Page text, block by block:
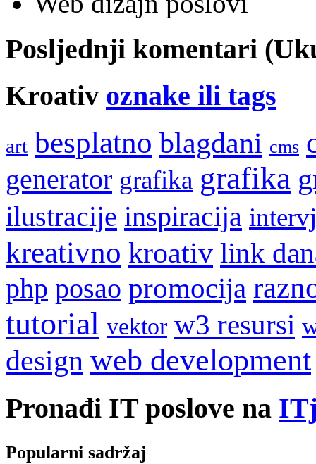
Posljednji komentari
Kroativ oznake ili tags
art besplatno blagdani cms
generator grafika grafika
ilustracije inspiracija
kreativno kroativ link
php posao promocija
tutorial vektor w3 resursi
design web development
Pronađi IT poslove na
Popularni sadržaj